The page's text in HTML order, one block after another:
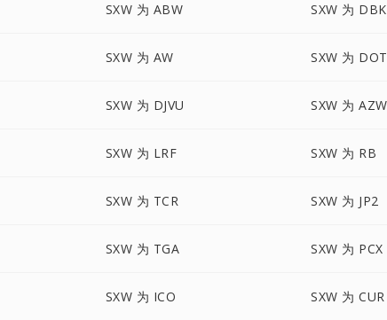
SXW 为 ABW SXW 为 DBK
SXW 为 AW SXW 为
SXW 为 DJVU SXW 为
SXW 为 LRF SXW 为 RB
SXW 为 TCR SXW 为 JP2
SXW 为 TGA SXW 为 PCX
SXW 为 ICO SXW 为 CUR